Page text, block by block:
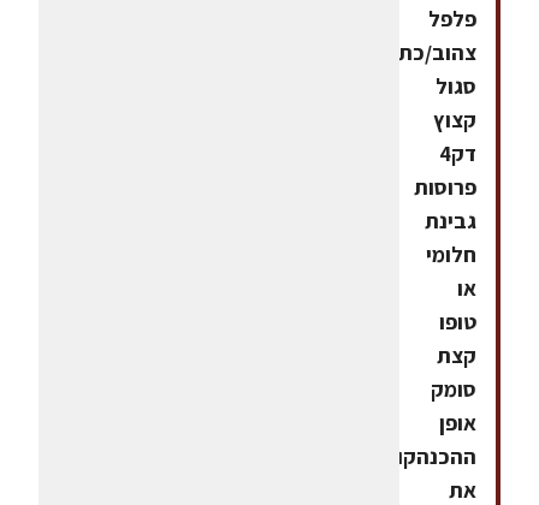
פלפל
צהוב/כתם/אדוםבצל
סגול
קצוץ
דק4
פרוסות
גבינת
חלומי
או
טופו
קצת
סומק
אופן
ההכנהקולים
את